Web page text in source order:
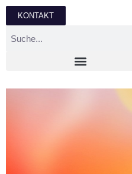
KONTAKT